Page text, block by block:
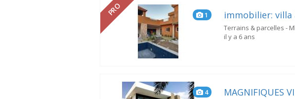
PRO 1 immobilier: villa
Terrains & parcelles -
il y a 6 ans
4 MAGNIFIQUES